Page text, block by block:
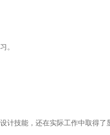
。
计技能，还在实际工作中取得了